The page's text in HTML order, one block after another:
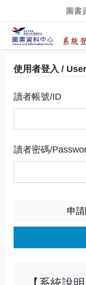
圖書
使用者登入 /
讀者帳號/ID
讀者密碼/
申